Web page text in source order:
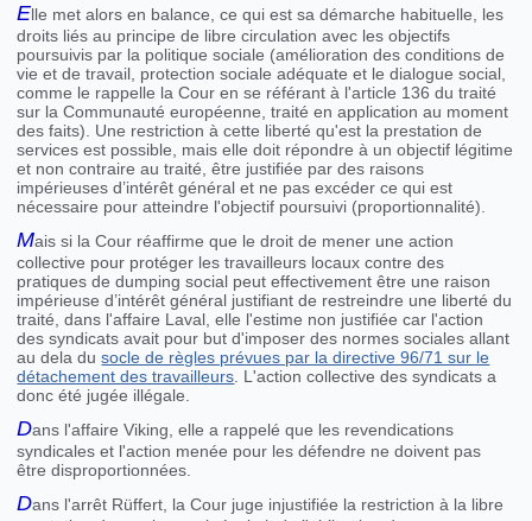
Elle met alors en balance, ce qui est sa démarche habituelle, les
droits liés au principe de libre circulation avec les objectifs
poursuivis par la politique sociale (amélioration des conditions de
vie et de travail, protection sociale adéquate et le dialogue social,
comme le rappelle la Cour en se référant à l'article 136 du traité
sur la Communauté européenne, traité en application au moment
des faits). Une restriction à cette liberté qu'est la prestation de
services est possible, mais elle doit répondre à un objectif légitime
et non contraire au traité, être justifiée par des raisons
impérieuses d’intérêt général et ne pas excéder ce qui est
nécessaire pour atteindre l'objectif poursuivi (proportionnalité).
Mais si la Cour réaffirme que le droit de mener une action
collective pour protéger les travailleurs locaux contre des
pratiques de dumping social peut effectivement être une raison
impérieuse d’intérêt général justifiant de restreindre une liberté du
traité, dans l'affaire Laval, elle l'estime non justifiée car l'action
des syndicats avait pour but d'imposer des normes sociales allant
au dela dusocle de règles prévues par la directive 96/71 sur le
détachement des travailleurs. L'action collective des syndicats a
donc été jugée illégale.
Dans l'affaire Viking, elle a rappelé que les revendications
syndicales et l'action menée pour les défendre ne doivent pas
être disproportionnées.
Dans l'arrêt Rüffert, la Cour juge injustifiée la restriction à la libre